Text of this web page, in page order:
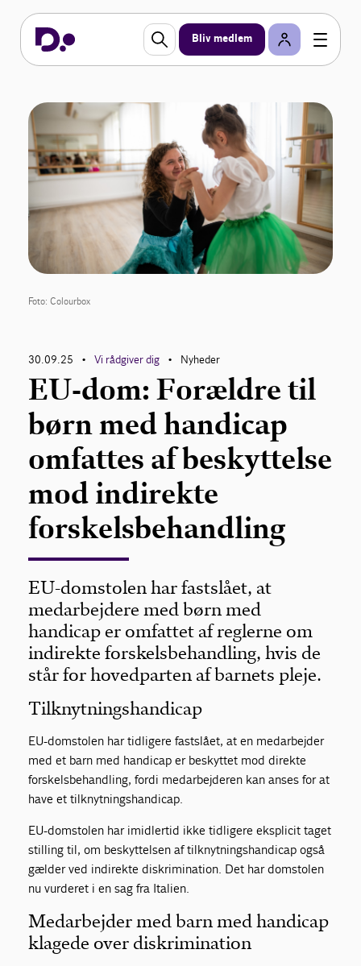
Bliv medlem
Foto: Colourbox
30.09.25 • Vi rådgiver dig • Nyheder
EU-dom: Forældre til
børn med handicap
omfattes af beskyttelse
mod indirekte
forskelsbehandling
EU-domstolen har fastslået, at
medarbejdere med børn med
handicap er omfattet af reglerne om
indirekte forskelsbehandling, hvis de
står for hovedparten af barnets pleje.
Tilknytningshandicap
EU-domstolen har tidligere fastslået, at en medarbejder
med et barn med handicap er beskyttet mod direkte
forskelsbehandling, fordi medarbejderen kan anses for at
have et tilknytningshandicap.
EU-domstolen har imidlertid ikke tidligere eksplicit taget
stilling til, om beskyttelsen af tilknytningshandicap også
gælder ved indirekte diskrimination. Det har domstolen
nu vurderet i en sag fra Italien.
Medarbejder med barn med handicap
klagede over diskrimination